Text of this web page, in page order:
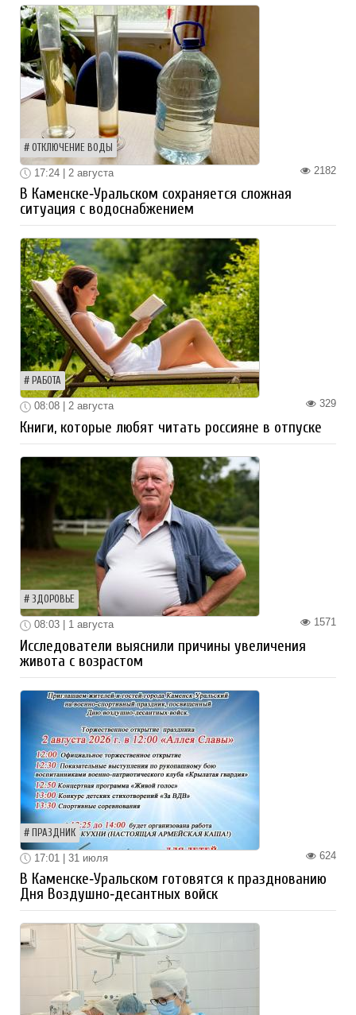
ОТКЛЮЧЕНИЕ ВОДЫ
2182
17:24 | 2 августа
В Каменске‑Уральском сохраняется сложная
ситуация с водоснабжением
РАБОТА
329
08:08 | 2 августа
Книги, которые любят читать россияне в отпуске
ЗДОРОВЬЕ
1571
08:03 | 1 августа
Исследователи выяснили причины увеличения
живота с возрастом
ПРАЗДНИК
624
17:01 | 31 июля
В Каменске‑Уральском готовятся к празднованию
Дня Воздушно‑десантных войск